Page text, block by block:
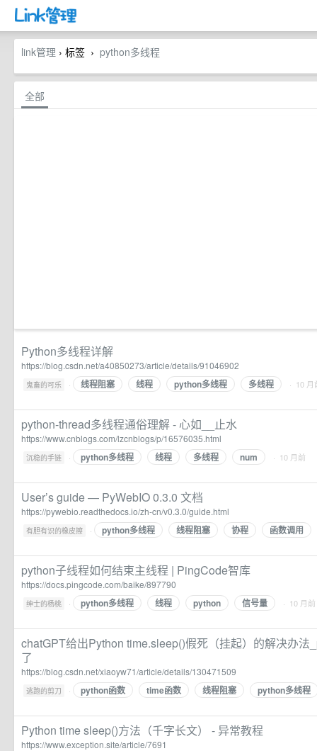
link管理 › 标签 › python多线程
全部
Python多线程详解
https://blog.csdn.net/a40850273/article/details/91046902
鬼畜的可乐 · 线程阻塞 线程 python多线程 多线程 · 10 月
python-thread多线程通俗理解 - 心如__止水
https://www.cnblogs.com/lzcnblogs/p/16576035.html
沉稳的手链 · python多线程 线程 多线程 num · 10 月前
User’s guide — PyWebIO 0.3.0 文档
https://pywebio.readthedocs.io/zh-cn/v0.3.0/guide.html
有胆有识的橡皮擦 · python多线程 线程阻塞 协程 函数调用
python子线程如何结束主线程 | PingCode智库
https://docs.pingcode.com/baike/897790
绅士的杨桃 · python多线程 线程 python 信号量 · 10 月前
chatGPT给出Python time.sleep()假死（挂起）的解决办法
了
https://blog.csdn.net/xiaoyw71/article/details/130471509
逃跑的剪刀 · python函数 time函数 线程阻塞 python多线程
Python time sleep()方法（千字长文） - 异常教程
https://www.exception.site/article/7691